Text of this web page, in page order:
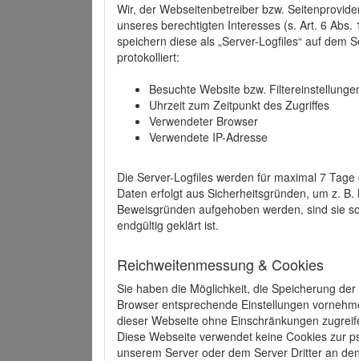
Wir, der Webseitenbetreiber bzw.
unseres berechtigten Interesses (s. Art. 6
speichern diese als „Server-Logfiles“ auf dem
protokolliert:
Besuchte Website bzw.
Uhrzeit zum Zeitpunkt des Zugriffes
Verwendeter Browser
Verwendete IP-Adresse
Die Server-Logfiles werden für maximal 7
Daten erfolgt aus Sicherheitsgründen, um z.
Beweisgründen aufgehoben werden, sind sie
endgültig geklärt ist.
Reichweitenmessung & Cookies
Sie haben die Möglichkeit, die Speicherung
Browser entsprechende Einstellungen
dieser Webseite ohne Einschränkungen
Diese Webseite verwendet keine Cookies zur
unserem Server oder dem Server Dritter an